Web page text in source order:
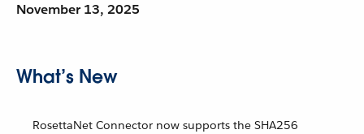
November 13, 2025
What’s New
RosettaNet Connector now supports the SHA256